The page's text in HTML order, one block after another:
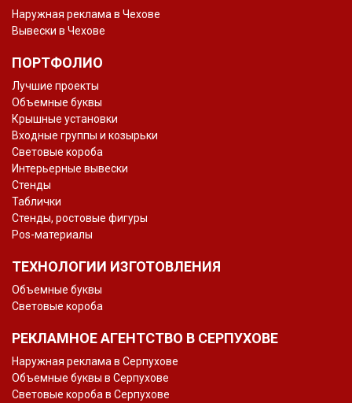
Наружная реклама в Чехове
Вывески в Чехове
ПОРТФОЛИО
Лучшие проекты
Объемные буквы
Крышные установки
Входные группы и козырьки
Световые короба
Интерьерные вывески
Стенды
Таблички
Стенды, ростовые фигуры
Pos-материалы
ТЕХНОЛОГИИ ИЗГОТОВЛЕНИЯ
Объемные буквы
Световые короба
РЕКЛАМНОЕ АГЕНТСТВО В СЕРПУХОВЕ
Наружная реклама в Серпухове
Объемные буквы в Серпухове
Световые короба в Серпухове